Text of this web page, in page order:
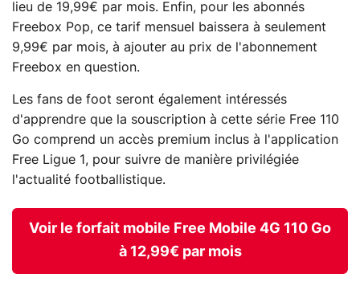
lieu de 19,99€ par mois. Enfin, pour les abonnés
Freebox Pop, ce tarif mensuel baissera à seulement
9,99€ par mois, à ajouter au prix de l'abonnement
Freebox en question.
Les fans de foot seront également intéressés
d'apprendre que la souscription à cette série Free 110
Go comprend un accès premium inclus à l'application
Free Ligue 1, pour suivre de manière privilégiée
l'actualité footballistique.
Voir le forfait mobile Free Mobile 4G 110 Go
à 12,99€ par mois